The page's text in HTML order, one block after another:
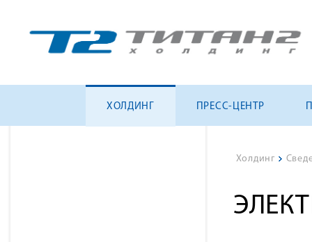
ХОЛДИНГ ПРЕСС-ЦЕНТР
Холдинг >